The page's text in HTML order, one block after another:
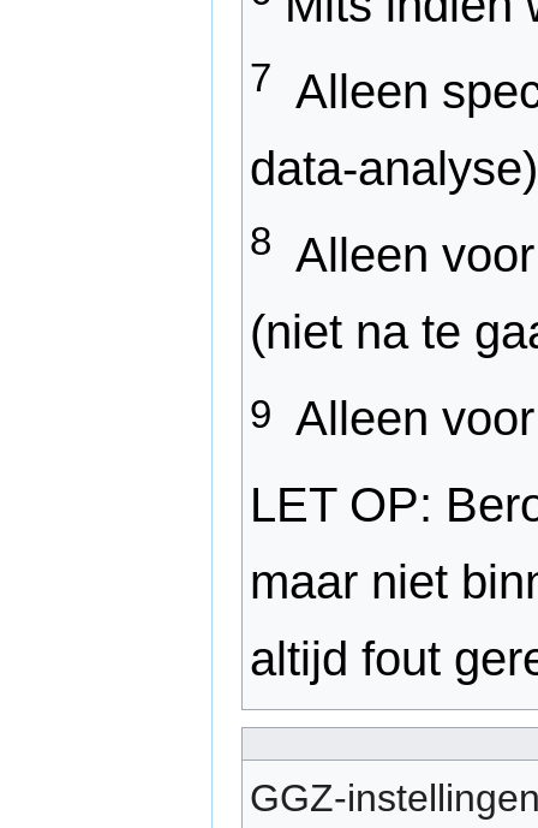
7 Alleen
data-analyse)
8 Alleen
(niet na te
9 Alleen
LET OP:
maar niet
altijd fout
GGZ-